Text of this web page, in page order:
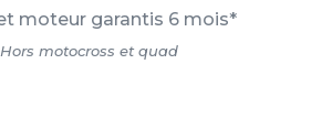
moteur garantis 6 mois*
motocross et quad